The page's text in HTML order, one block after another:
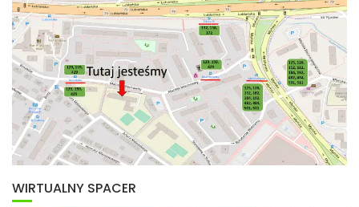
WIRTUALNY SPACER